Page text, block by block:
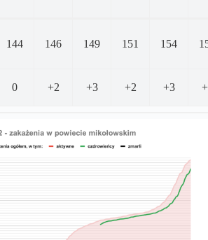
144 146 149 151 154
0 +2 +3 +2 +3